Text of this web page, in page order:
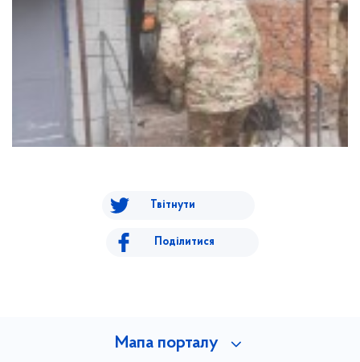
Твітнути
Поділитися
Мапа порталу